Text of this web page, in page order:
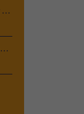
Akademia Fortuna - Das Geheimnis der Vergangenheit
Rios magische Reisen - 2. Unsichtbar am Kilimandscharo